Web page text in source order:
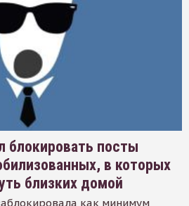
блокировать посты
в которых
близких домой
как минимум